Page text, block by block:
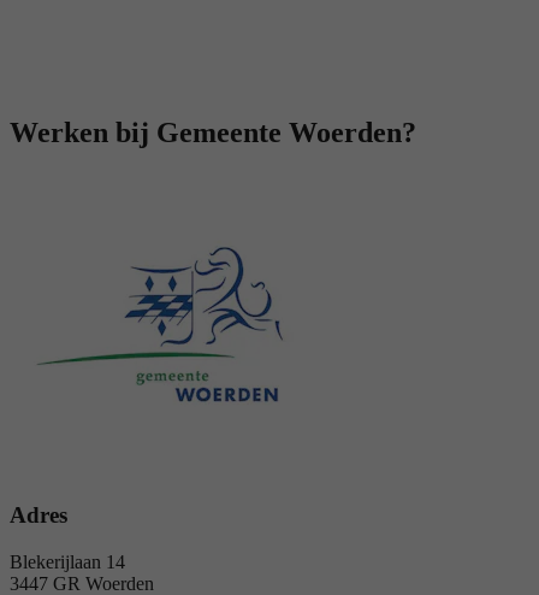
Werken bij Gemeente Woerden?
Adres
Blekerijlaan 14
3447 GR Woerden